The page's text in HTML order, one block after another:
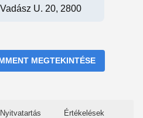
U. 20, 2800
MEGTEKINTÉSE
Nyitvatartás Értékelések